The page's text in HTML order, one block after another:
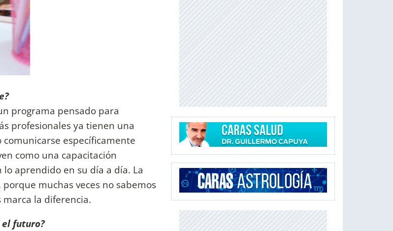
programa pensado para
profesionales ya tienen una
específicamente
como una capacitación
aprendido en su día a día. La
muchas veces no sabemos
la diferencia.
el futuro?